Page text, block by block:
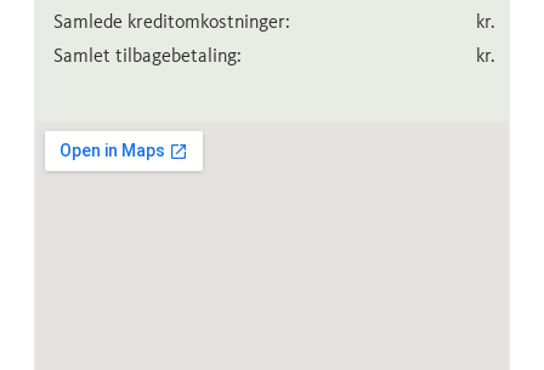
Samlede kreditomkostninger:
kr.
Samlet tilbagebetaling:
kr.